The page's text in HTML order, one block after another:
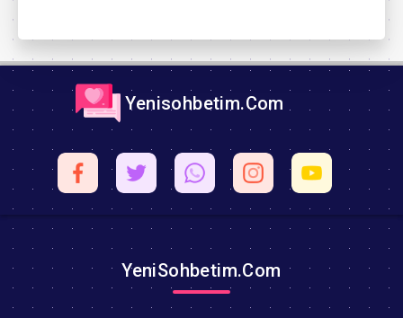
Yenisohbetim.Com
YeniSohbetim.Com